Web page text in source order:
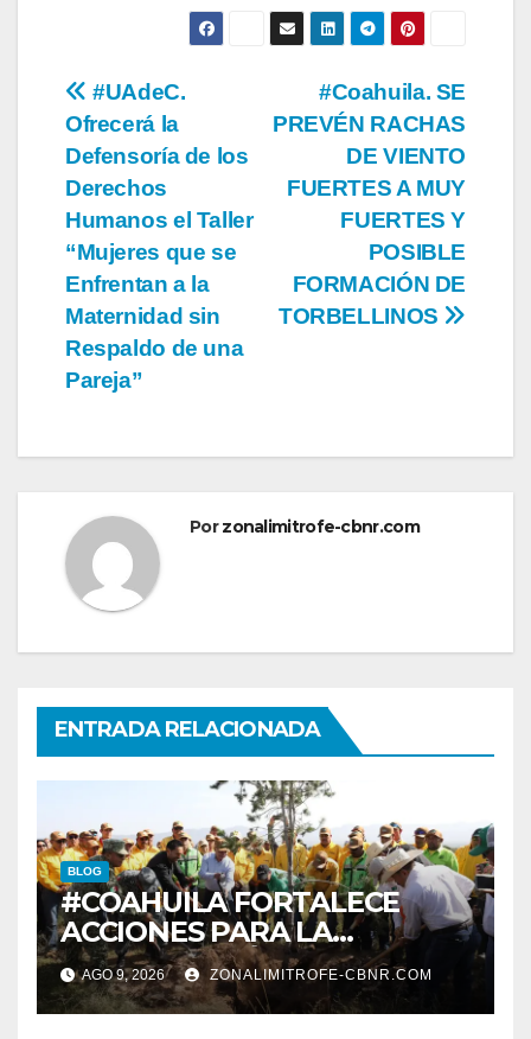
Navegación
de
entradas
#Coahuila. SE
PREVÉN RACHAS
DE VIENTO
FUERTES A MUY
FUERTES Y
POSIBLE
FORMACIÓN DE
TORBELLINOS
#UAdeC.
Ofrecerá la
Defensoría de los
Derechos
Humanos el Taller
“Mujeres que se
Enfrentan a la
Maternidad sin
Respaldo de una
Pareja”
Porzonalimitrofe-cbnr.com
ENTRADA RELACIONADA
BLOG
#COAHUILA FORTALECE
ACCIONES PARA LA
RESTAURACIÓN Y
PROTECCIÓN DE SUS
ECOSISTEMAS
AGO 9, 2026 ZONALIMITROFE-CBNR.COM